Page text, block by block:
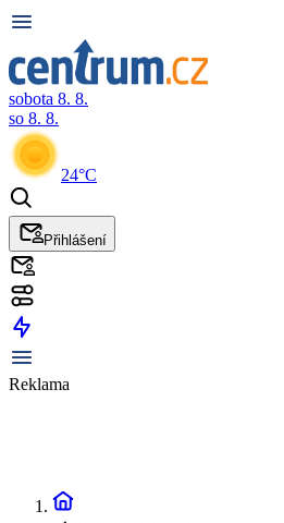
sobota 8. 8.
so 8. 8.
24°C
Přihlášení
Reklama